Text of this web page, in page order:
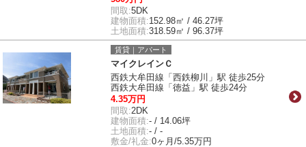
間取:5DK
建物面積:152.98㎡ / 46.27坪
土地面積:318.59㎡ / 96.37坪
賃貸｜アパート
マイクレインＣ
西鉄大牟田線「西鉄柳川」駅 徒歩25分
西鉄大牟田線「徳益」駅 徒歩24分
4.35万円
間取:2DK
建物面積:- / 14.06坪
土地面積:- / -
敷金/礼金:0ヶ月/5.35万円